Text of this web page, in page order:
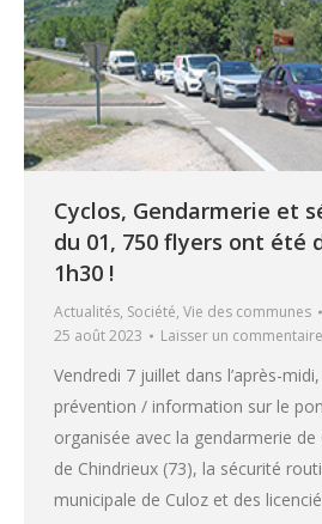
Cyclos, Gendarmerie et
du 01, 750 flyers ont été
1h30 !
Actualités, Société, Vie des communes
25 août 2023
Laisser un commentaire
Vendredi 7 juillet dans l’après-
prévention / information sur le
organisée avec la gendarmerie de
de Chindrieux (73), la sécurité
municipale de Culoz et des